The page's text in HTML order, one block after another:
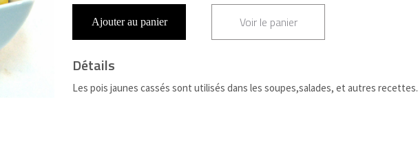
Ajouter au panier Voir le panier
Détails
Les pois jaunes cassés sont utilisés dans les soupes,salades, et autres recettes.